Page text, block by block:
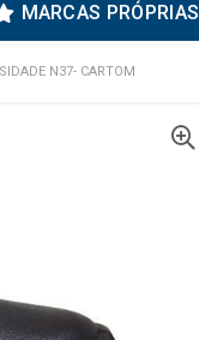
MARCAS PRÓPRIAS
N37- CARTOM